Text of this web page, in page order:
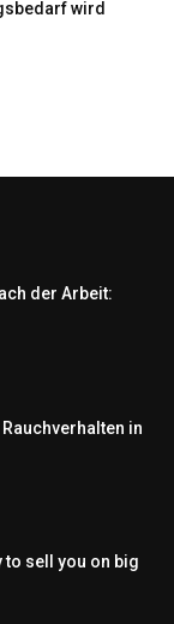
wird
der Arbeit:
in
to sell you on big